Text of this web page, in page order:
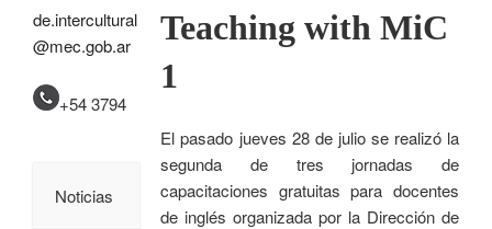
Teaching with MiC
1
El pasado jueves 28 de julio se realizó la
segunda de tres jornadas de
capacitaciones gratuitas para docentes
de inglés organizada por la Dirección de
de.intercultural
@mec.gob.ar
+54 3794
Noticias